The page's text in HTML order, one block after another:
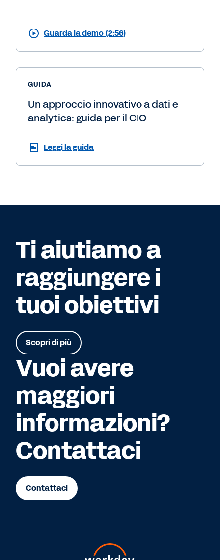
Guarda la demo (2:56)
GUIDA
Un approccio innovativo a dati e
analytics: guida per il CIO
Leggi la guida
Ti aiutiamo a
raggiungere i
tuoi obiettivi
Scopri di più
Vuoi avere
maggiori
informazioni?
Contattaci
Contattaci